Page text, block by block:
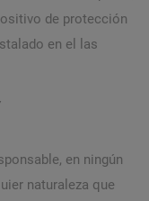
de protección
en el las
en ningún
naturaleza que